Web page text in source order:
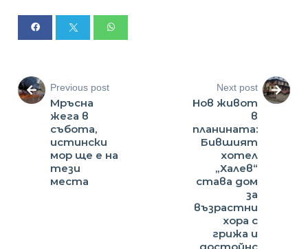
Previous post
Мръсна
жега в
събота,
истински
мор ще е на
тези
места
Next post
Нов живот
в
планината:
Бившият
хотел
„Халев“
става дом
за
възрастни
хора с
грижа и